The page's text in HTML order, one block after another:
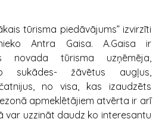
tūrisma piedāvājums” izvirzīti
Antra Gaisa. A.Gaisa ir
novada tūrisma uzņēmēja,
sukādes- žāvētus augļus,
no visa, kas izaudzēts
apmeklētājiem atvērta ir arī
var uzzināt daudz ko interesantu